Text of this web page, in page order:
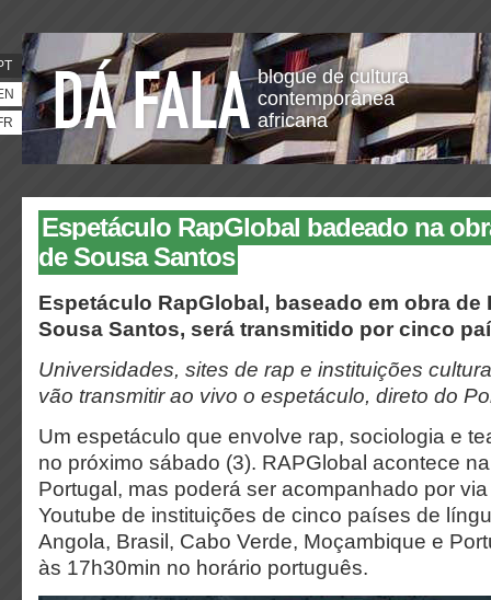
blogue de cultura
contemporânea
africana
Espetáculo RapGlobal badeado na
de Sousa Santos
Espetáculo RapGlobal, baseado em obra de
Sousa Santos, será transmitido por cinco
Universidades, sites de rap e instituições
vão transmitir ao vivo o espetáculo, direto do
Um espetáculo que envolve rap, sociologia e
no próximo sábado (3). RAPGlobal acontece
Portugal, mas poderá ser acompanhado por
Youtube de instituições de cinco países de
Angola, Brasil, Cabo Verde, Moçambique e
às 17h30min no horário português.